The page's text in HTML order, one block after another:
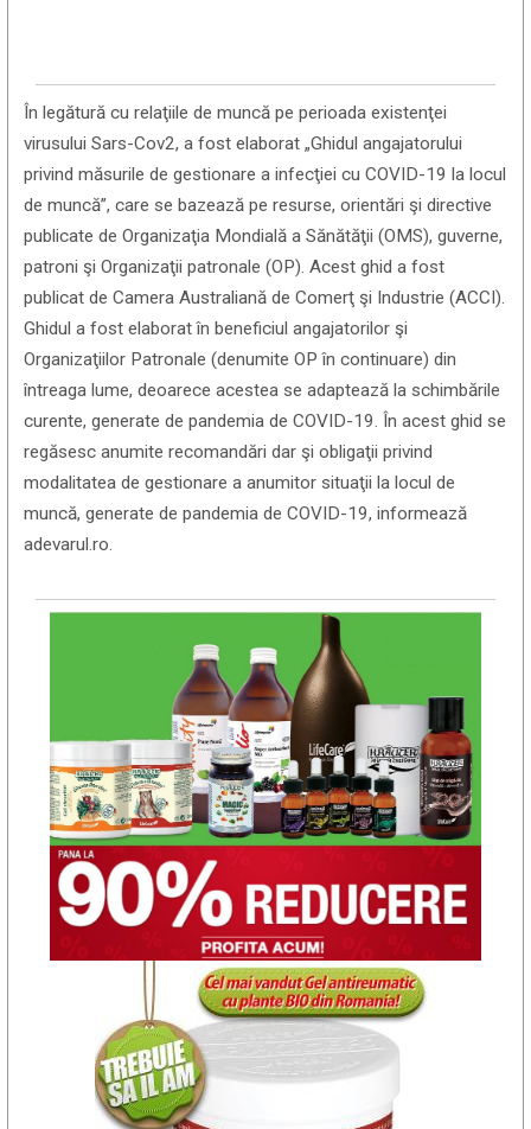
În legătură cu relaţiile de muncă pe perioada existenţei
virusului Sars-Cov2, a fost elaborat „Ghidul angajatorului
privind măsurile de gestionare a infecţiei cu COVID-19 la locul
de muncă”, care se bazează pe resurse, orientări şi directive
publicate de Organizaţia Mondială a Sănătăţii (OMS), guverne,
patroni şi Organizaţii patronale (OP). Acest ghid a fost
publicat de Camera Australiană de Comerţ şi Industrie (ACCI).
Ghidul a fost elaborat în beneficiul angajatorilor şi
Organizaţiilor Patronale (denumite OP în continuare) din
întreaga lume, deoarece acestea se adaptează la schimbările
curente, generate de pandemia de COVID-19. În acest ghid se
regăsesc anumite recomandări dar şi obligaţii privind
modalitatea de gestionare a anumitor situaţii la locul de
muncă, generate de pandemia de COVID-19, informează
adevarul.ro.